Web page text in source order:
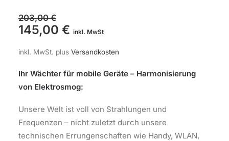
203,00€
Ursprünglicher
war:
203,00 €
145,00 € Aktueller
ist:
145,00 €.
inkl. MwSt
inkl. MwSt. plus Versandkosten
Ihr Wächter für mobile Geräte – Harmonisierung
von Elektrosmog:
Unsere Welt ist voll von Strahlungen und
Frequenzen – nicht zuletzt durch unsere
technischen Errungenschaften wie Handy, WLAN,